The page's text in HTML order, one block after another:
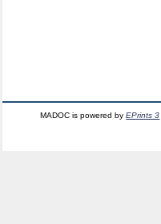
MADOC is powered byEPrints 3